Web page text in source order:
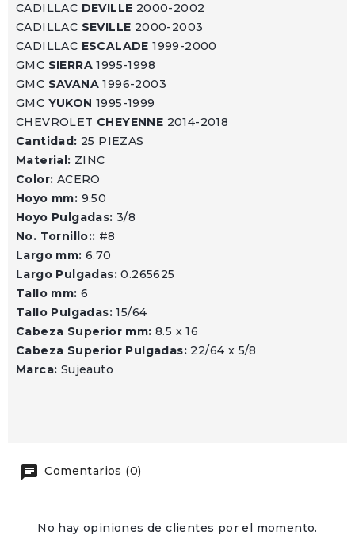
CADILLAC DEVILLE 2000-2002
CADILLAC SEVILLE 2000-2003
CADILLAC ESCALADE 1999-2000
GMC SIERRA 1995-1998
GMC SAVANA 1996-2003
GMC YUKON 1995-1999
CHEVROLET CHEYENNE 2014-2018
Cantidad: 25 PIEZAS
Material: ZINC
Color: ACERO
Hoyo mm: 9.50
Hoyo Pulgadas: 3/8
No. Tornillo:: #8
Largo mm: 6.70
Largo Pulgadas:0.265625
Tallo mm: 6
Tallo Pulgadas:15/64
Cabeza Superior mm: 8.5 x 16
Cabeza Superior Pulgadas: 22/64 x 5/8
Marca: Sujeauto
Comentarios (0)
No hay opiniones de clientes por el momento.